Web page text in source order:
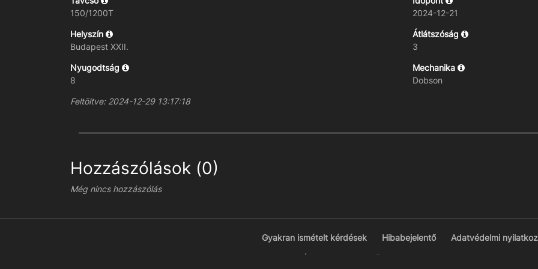
150/1200T
2024-12-21
Helyszín
Budapest XXII.
Átlátszóság
3
Nyugodtság
8
Mechanika
Dobson
Feltöltve: 2024-12-29 13:17:18
Hozzászólások (0)
Még nincs hozzászólás
Gyakran ismételt kérdések Hibabejelentő Adatvédelmi